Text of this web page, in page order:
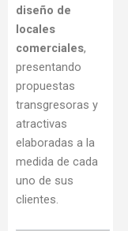
diseño de
locales
comerciales,
presentando
propuestas
transgresoras y
atractivas
elaboradas a la
medida de cada
uno de sus
clientes.